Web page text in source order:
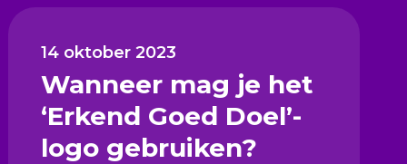
14 oktober 2023
Wanneer mag je het
‘Erkend Goed Doel’-
logo gebruiken?